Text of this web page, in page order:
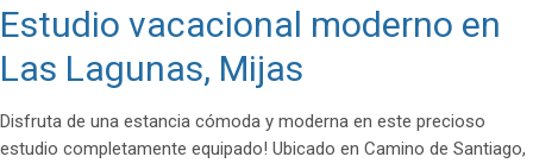
adosado
dúplex
con
en
Urb.
Estudio vacacional moderno en
Las Lagunas, Mijas
Disfruta de una estancia cómoda y moderna en este precioso
estudio completamente equipado! Ubicado en Camino de Santiago,